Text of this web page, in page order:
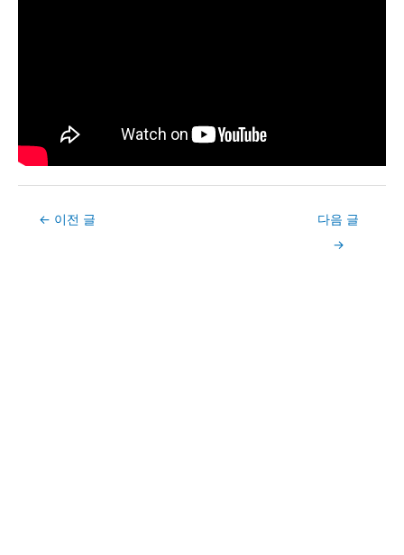
Post← 이전 글
다음 글
→